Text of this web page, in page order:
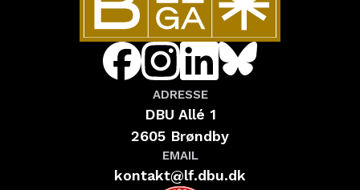
ADRESSE
DBU Allé 1
2605 Brøndby
EMAIL
kontakt@lf.dbu.dk